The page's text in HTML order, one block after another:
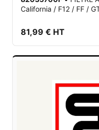
California / F12 / FF /
81,99 € HT